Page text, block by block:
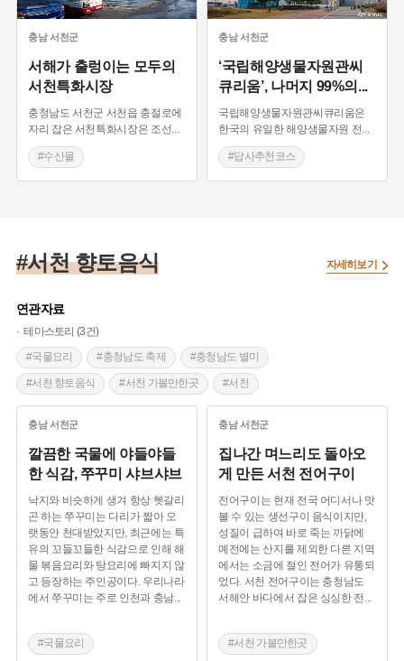
#경기도설화 #강서구 #공예품 #원호원두표묘역 #용인
#지명유래 #대한민국임시정부
#용인의 전설 #끈기 #산성 #동화 #생활용품
#의병활동 #영산포 #부산 #항일투쟁
#남자현
#음식점 #중국음식 #충청남도 별미
#서천 향토음식 #자연여행지
#경치 맛집 #경관이 아름다운곳 #근대 가옥
#충청남도 양반집 #백제
#전통주 #양식 #답사추천코스
충남서천군
서해가 출렁이는 모두의
서천특화시장
충청남도 서천군 서천읍 충절로에
자리 잡은 서천특화시장은 조선
#수산물
#충청남도 전통시장
충남서천군
‘국립해양생물자원관씨
큐리움’, 나머지 99%의 ...
국립해양생물자원관씨큐리움은
한국의 유일한 해양생물자원 전
#답사추천코스
#서천 가볼만한곳
#서천 향토음식
연관자료
테마스토리 (3건)
#국물요리
#충청남도 축제 #충청남도 별미
#서천 향토음식 #서천 가볼만한곳 #서천
#물고기 #회 #생선요리
자세히보기
충남서천군
깔끔한 국물에 야들야들
한 식감, 쭈꾸미 샤브샤브
낙지와 비슷하게 생겨 항상 헷갈리
곤 하는 쭈꾸미는 다리가 짧아 오
랫동안 천대받았지만, 최근에는 특
유의 꼬들꼬들한 식감으로 인해 해
물 볶음요리와 탕요리에 빠지지 않
고 등장하는 주인공이다. 우리나라
에서 쭈꾸미는 주로 인천과 충남...
#국물요리
충남서천군
집나간 며느리도 돌아오
게 만든 서천 전어구이
전어구이는 현재 전국 어디서나 맛
볼 수 있는 생선구이 음식이지만,
성질이 급하여 바로 죽는 까닭에
예전에는 산지를 제외한 다른 지역
에서는 소금에 절인 전어가 유통되
었다. 서천 전어구이는 충청남도
서해안 바다에서 잡은 싱싱한 전
#서천 가볼만한곳